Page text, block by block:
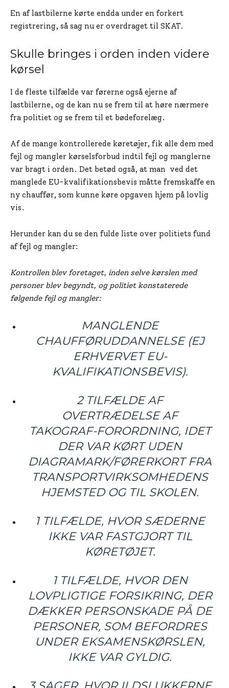
En af lastbilerne kørte endda under en forkert
registrering, så sag nu er overdraget til SKAT.
Skulle bringes i orden inden videre
kørsel
I de fleste tilfælde var førerne også ejerne af
lastbilerne, og de kan nu se frem til at høre nærmere
fra politiet og se frem til et bødeforelæg.
Af de mange kontrollerede køretøjer, fik alle dem med
fejl og mangler kørselsforbud indtil fejl og manglerne
var bragt i orden. Det betød også, at man ved det
manglede EU-kvalifikationsbevis måtte fremskaffe en
ny chauffør, som kunne køre opgaven hjem på lovlig
vis.
Herunder kan du se den fulde liste over politiets fund
af fejl og mangler:
Kontrollen blev foretaget, inden selve kørslen med
personer blev begyndt, og politiet konstaterede
følgende fejl og mangler:
MANGLENDE
CHAUFFØRUDDANNELSE (EJ
ERHVERVET EU-
KVALIFIKATIONSBEVIS).
2 TILFÆLDE AF
OVERTRÆDELSE AF
TAKOGRAF-FORORDNING, IDET
DER VAR KØRT UDEN
DIAGRAMARK/FØRERKORT FRA
TRANSPORTVIRKSOMHEDENS
HJEMSTED OG TIL SKOLEN.
1 TILFÆLDE, HVOR SÆDERNE
IKKE VAR FASTGJORT TIL
KØRETØJET.
1 TILFÆLDE, HVOR DEN
LOVPLIGTIGE FORSIKRING, DER
DÆKKER PERSONSKADE PÅ DE
PERSONER, SOM BEFORDRES
UNDER EKSAMENSKØRSLEN,
IKKE VAR GYLDIG.